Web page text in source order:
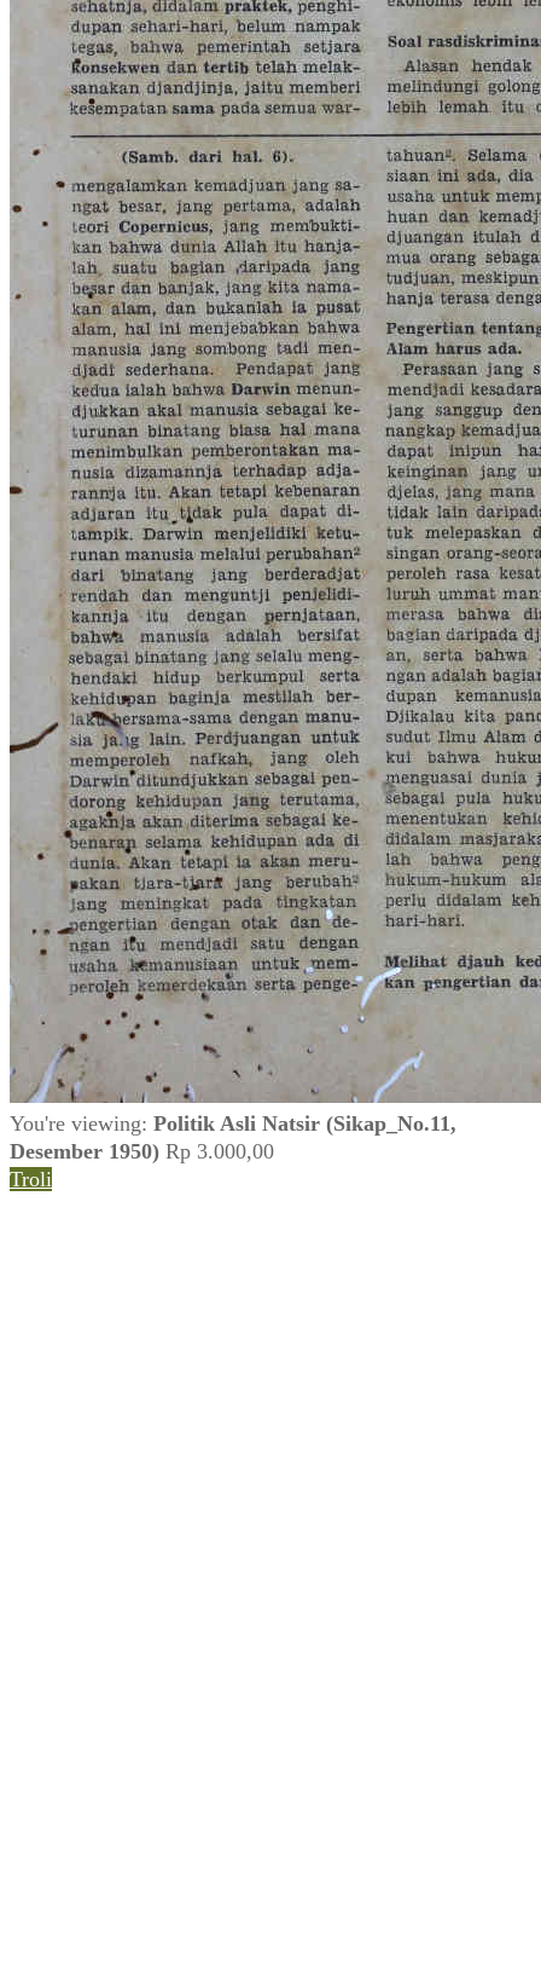
You're viewing: Politik Asli Natsir (Sikap_No.11,
Desember 1950) Rp 3.000,00
Troli